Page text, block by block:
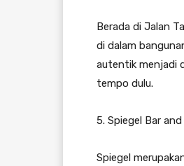
Berada di Jalan
di dalam
autentik menjadi
tempo dulu.
5. Spiegel Bar
Spiegel